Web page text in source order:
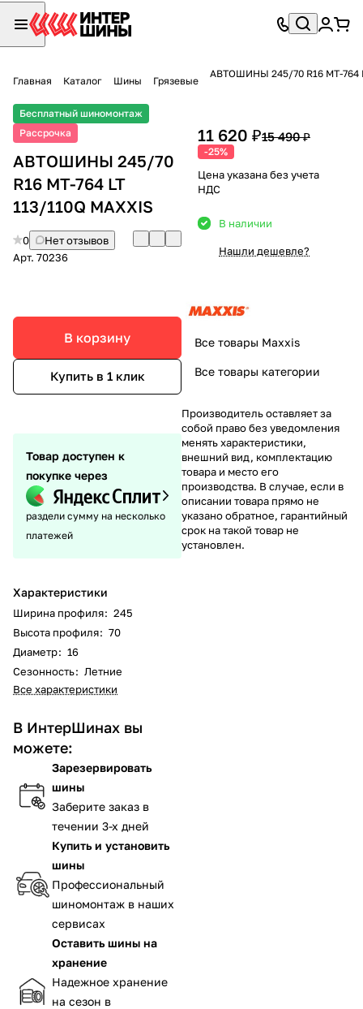
Главная Каталог Шины Грязевые
АВТОШИНЫ 245/70 R16 MT-764
Бесплатный шиномонтаж
Рассрочка
АВТОШИНЫ 245/70
R16 MT-764 LT
113/110Q MAXXIS
0
Нет отзывов
Арт. 70236
В корзину
Купить в 1 клик
Товар доступен к
покупке через
раздели сумму на несколько
платежей
Характеристики
Ширина профиля: 245
Высота профиля: 70
Диаметр: 16
Сезонность: Летние
Все характеристики
В ИнтерШинах вы
можете:
Зарезервировать
шины
Заберите заказ в
течении 3-х дней
Купить и установить
шины
Профессиональный
шиномонтаж в наших
сервисах
Оставить шины на
хранение
Надежное хранение
на сезон в
11 620 ₽15 490 ₽
-25%
Цена указана без учета
НДС
В наличии
Нашли дешевле?
Все товары Maxxis
Все товары категории
Производитель оставляет за
собой право без уведомления
менять характеристики,
внешний вид, комплектацию
товара и место его
производства. В случае, если в
описании товара прямо не
указано обратное, гарантийный
срок на такой товар не
установлен.